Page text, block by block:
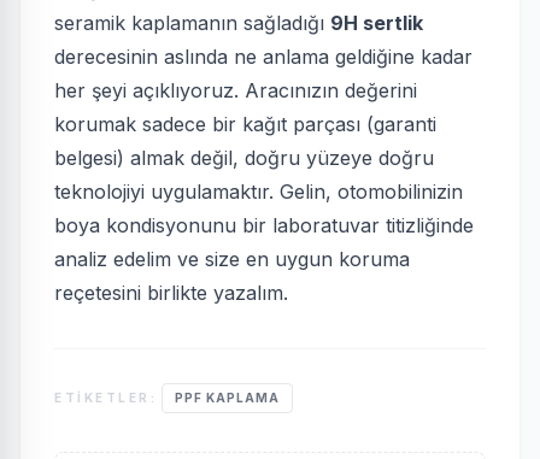
seramik kaplamanın sağladığı 9H sertlik
derecesinin aslında ne anlama geldiğine kadar
her şeyi açıklıyoruz. Aracınızın değerini
korumak sadece bir kağıt parçası (garanti
belgesi) almak değil, doğru yüzeye doğru
teknolojiyi uygulamaktır. Gelin, otomobilinizin
boya kondisyonunu bir laboratuvar titizliğinde
analiz edelim ve size en uygun koruma
reçetesini birlikte yazalım.
ETIKETLER: PPF KAPLAMA